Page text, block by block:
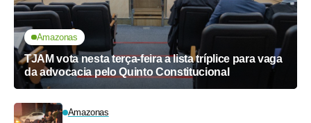
Amazonas
TJAM vota nesta terça-feira a lista tríplice para vaga
da advocacia pelo Quinto Constitucional
Amazonas